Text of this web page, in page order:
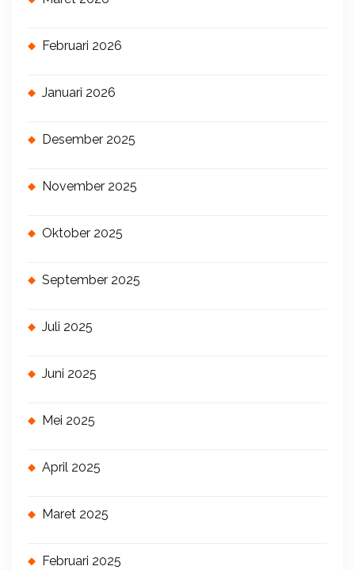
Februari 2026
Januari 2026
Desember 2025
November 2025
Oktober 2025
September 2025
Juli 2025
Juni 2025
Mei 2025
April 2025
Maret 2025
Februari 2025